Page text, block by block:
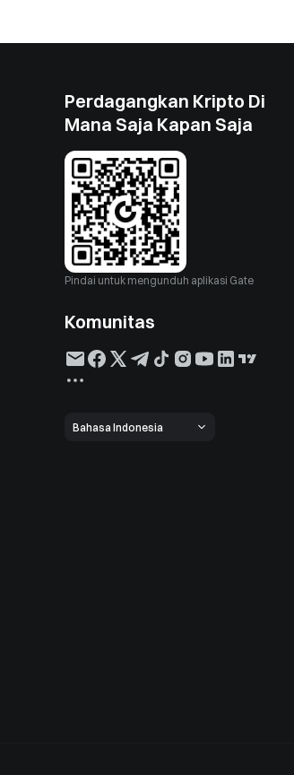
Perdagangkan Kripto Di
Mana Saja Kapan Saja
Pindai untuk mengunduh aplikasi Gate
Komunitas
Bahasa Indonesia